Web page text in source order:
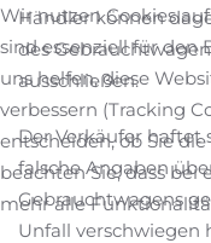
Händler können
des
ausschließen.
Der Verkäufer haftet
falsche Angaben
Gebrauchtwagens
Unfall verschwiegen
Wir nutzen Cookies
sind essenziell für den
uns helfen, diese
verbessern (Tracking
entscheiden, ob Sie
beachten Sie, dass
mehr alle